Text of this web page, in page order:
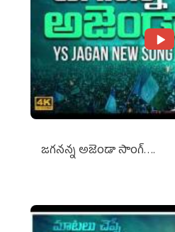
జగనన్న అజెండా సాంగ్….